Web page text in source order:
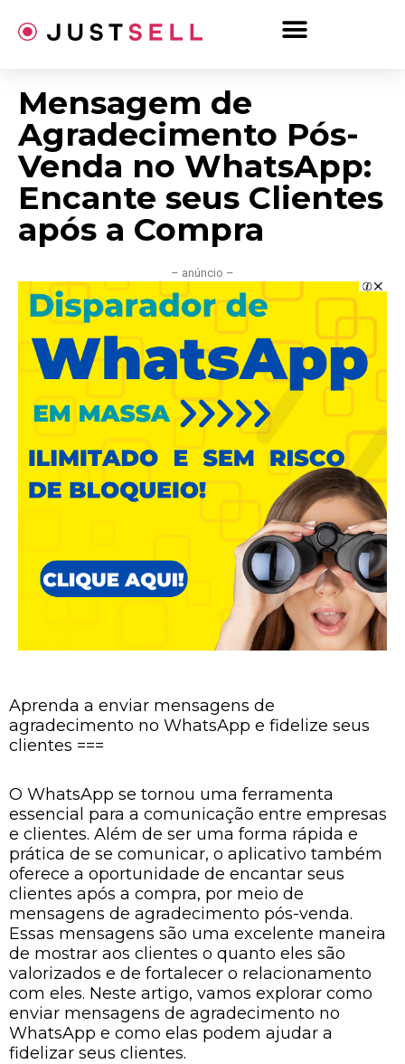
para
Mensagem de
Agradecimento Pós-
Venda no WhatsApp:
Encante seus Clientes
após a Compra
– anúncio –
Aprenda a enviar mensagens de
agradecimento no WhatsApp e fidelize seus
clientes ===
O WhatsApp se tornou uma ferramenta
essencial para a comunicação entre empresas
e clientes. Além de ser uma forma rápida e
prática de se comunicar, o aplicativo também
oferece a oportunidade de encantar seus
clientes após a compra, por meio de
mensagens de agradecimento pós-venda.
Essas mensagens são uma excelente maneira
de mostrar aos clientes o quanto eles são
valorizados e de fortalecer o relacionamento
com eles. Neste artigo, vamos explorar como
enviar mensagens de agradecimento no
WhatsApp e como elas podem ajudar a
fidelizar seus clientes.